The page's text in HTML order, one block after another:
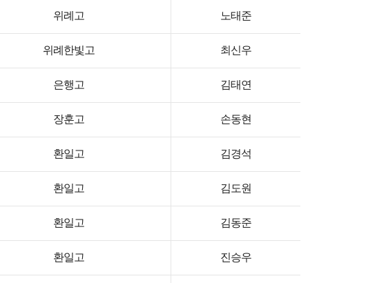
위례고 노태준
위례한빛고 최신우
은행고 김태연
장훈고 손동현
환일고 김경석
환일고 김도원
환일고 김동준
환일고 진승우